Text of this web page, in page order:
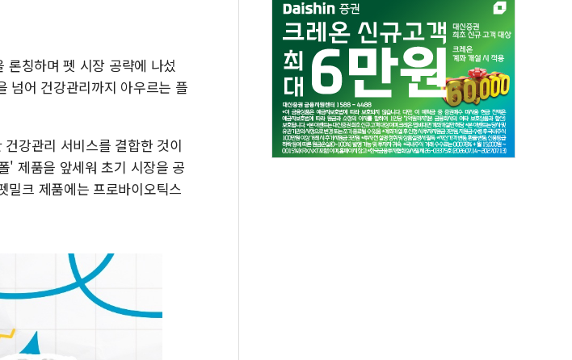
칭하며 펫 시장 공략에 나섰
넘어 건강관리까지 아우르는 플
강관리 서비스를 결합한 것이
' 제품을 앞세워 초기 시장을 공
밀크 제품에는 프로바이오틱스